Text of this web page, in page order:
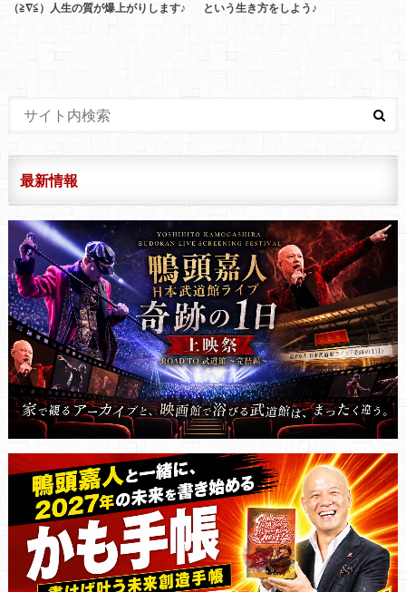
（≧∇≦）人生の質が爆上がりします♪
という生き方をしよう♪
最新情報